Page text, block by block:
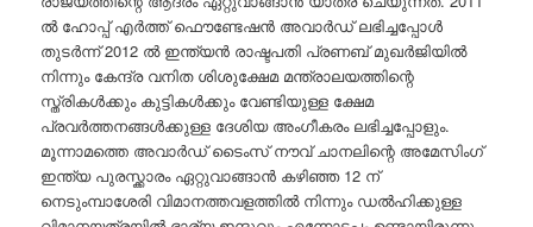
ൽ ഹോപ്പ് എർത്ത് ഫൌണ്ടേഷൻ അവാർഡ് ലഭിച്ചപ്പോൾ
തുടർന്ന് 2012 ൽ ഇന്ത്യൻ രാഷ്ടപതി പ്രണബ് മുഖർജിയിൽ
നിന്നും കേന്ദ്ര വനിത ശിശുക്ഷേമ മന്ത്രാലയത്തിന്റെ
സ്ത്രികൾക്കും കുട്ടികൾക്കും വേണ്ടിയുള്ള ക്ഷേമ
പ്രവർത്തനങ്ങൾക്കുള്ള ദേശിയ അംഗീകരം ലഭിച്ചപ്പോളും.
മൂന്നാമത്തെ അവാർഡ് ടൈംസ്‌ നൗവ് ചാനലിന്റെ അമേസിംഗ്
ഇന്ത്യ പുരസ്ക്കാരം ഏറ്റുവാങ്ങാൻ കഴിഞ്ഞ 12 ന്
നെടുംമ്പാശേരി വിമാനത്തവളത്തിൽ നിന്നും ഡൽഹിക്കുള്ള